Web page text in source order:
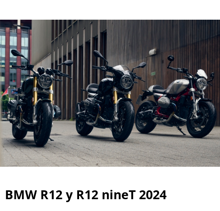
BMW R12 y R12 nineT 2024